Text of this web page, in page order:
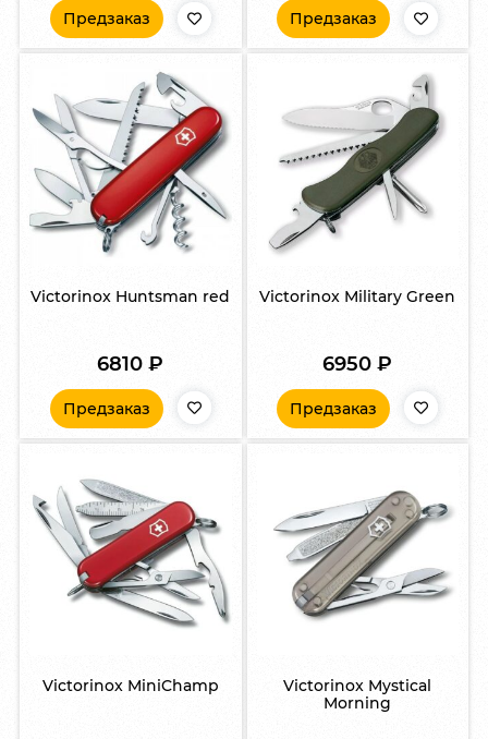
Предзаказ Предзаказ
Victorinox Huntsman red
6810₽
Предзаказ
Victorinox Military Green
6950₽
Предзаказ
Victorinox MiniChamp
Victorinox Mystical
Morning